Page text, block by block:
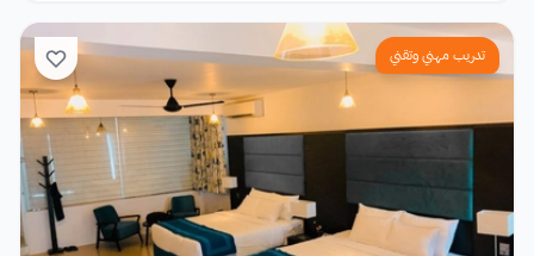
تدريب مهني وتقني